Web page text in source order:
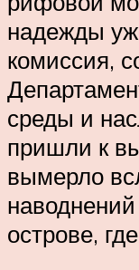
надежды
комиссия,
среды и
пришли к
вымерло
острове,